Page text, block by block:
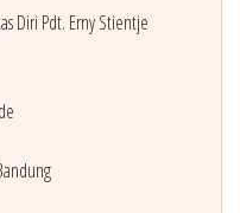
Diri Pdt. Erny Stientje